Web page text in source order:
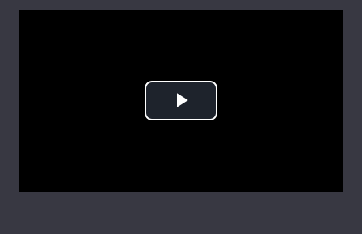
Контакти
Play